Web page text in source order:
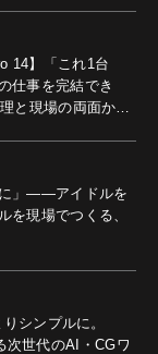
14】「これ1台
仕事を完結でき
と現場の両面から
に」――アイドルを
を現場でつくる、
シンプルに。
次世代のAI・CGワ